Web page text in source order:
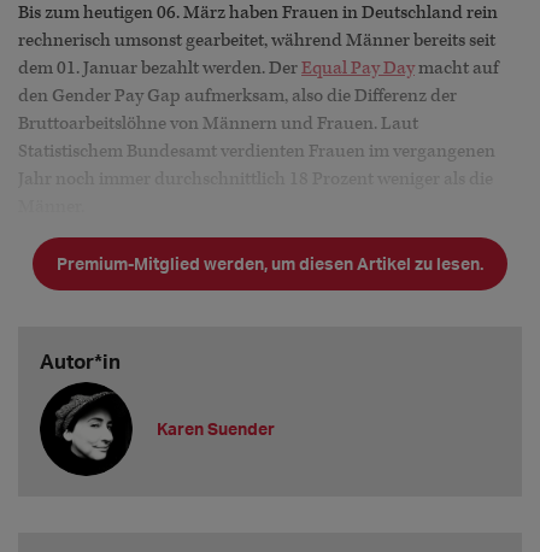
Bis zum heutigen 06. März haben Frauen in Deutschland rein
rechnerisch umsonst gearbeitet, während Männer bereits seit
dem 01. Januar bezahlt werden. DerEqual Pay Daymacht auf
den Gender Pay Gap aufmerksam, also die Differenz der
Bruttoarbeitslöhne von Männern und Frauen. Laut
Statistischem Bundesamt verdienten Frauen im vergangenen
Premium-Mitglied werden, um diesen Artikel zu lesen.
Autor*in
Karen Suender